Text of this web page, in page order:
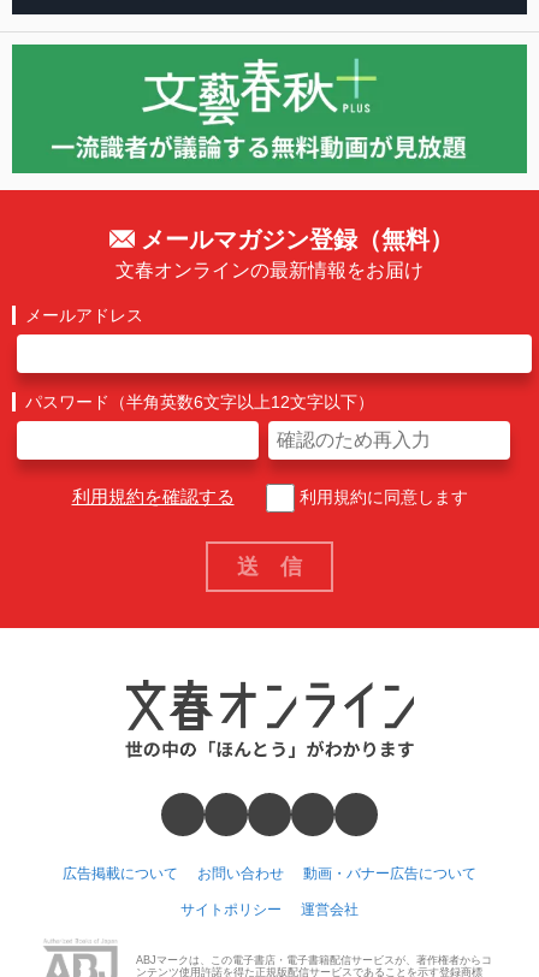
メールマガジン登録（無料）
文春オンラインの最新情報をお届け
メールアドレス
パスワード（半角英数6文字以上12文字以下）
利用規約を確認する 利用規約に同意します
広告掲載について お問い合わせ 動画・バナー広告について
サイトポリシー 運営会社
ABJマークは、この電子書店・電子書籍配信サービスが、著作権者からコ
ンテンツ使用許諾を得た正規版配信サービスであることを示す登録商標